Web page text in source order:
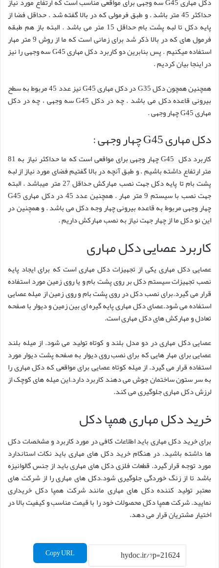
حداکثر 45 متر باشد . و طبق فرمولی که در بالا گفته شد . حداقل فضا از
پایه دکل تا لبه پشت بام حداقل 15 متر می باشد . البته باز هم طبقه
فرمول های که در بالا ذکر شد برای زمانی است که ما از روش 9 متر مهار
استفاده میکنیم . پس بنابرین دو کاربرد دکل مهاری G45 سه وجهی را نیز
در اینجا بیان کردیم .
همچنین همچون دکل G35 در دکل مهاری G45 نیز عدد 45 مربوط به سطح
بیرونی قاعده دکل می باشد . چه در دکل G45 سه وجهی ، چه در دکل
مهاری G45 چهار وجهی .
دکل مهاری G45 چهار وجهی :
کاربرد دکل G45 چهار وجهی برای مواقعی است که ما حداکثر نیاز به 81
متر ارتفاع داشته باشیم . و طبق آنچه در بالا گفتیم فضای مورد نیاز از لبه
پشت بام تا پایه دکل جهت نصب مهارکش حداقل 27 متر میباشد . البته
جهت نصب با سیستم 9 متر مهار . همچنین عدد 45 در دکل مهاری G45
چهار وجهی مربوط به قاعده بیرونی چهار وجه دکل می باشد . و همچنین در
این نو دکل ما از چهار جهت نیاز به نصب مهارکش داریم .
کاربرد عصایی دکل مهاری
عصایی دکل مهاری یکی از تجهیزات دکل مهاری است که برای ایجاد پایه
نصب تجهیزات سیستم دکل بر روی پشت بام و یا روی زمین مورد استفاده
قرار می گیرد.برای نصب دکل در روی پشت بام و روی زمین از میله عصایی
استفاده می شود.عصای دکل مهاری پایه گیره ای بین زمین و دیوار با صفحه
تعادل و مهارکش های دکل مهاری است.
عصایی دکل مهاری در دو مدل بلند و کوتاه تولید می شود. از میله بلند
عصایی برای مهار هایی که برای نصب روی دیوار به صفحه پشت دیوار مورد
استفاده قرار می گیرد. از میله کوتاه عصایی برای مواقعی که دکل مهاری را
به سر ستون ساختمان جوش می دهند کاربرد دارد.این میله های کوچک از
لرزش دکل مهاری جلوگیری می کند.
خرید دکل مهاری همپا دکل
برای خرید دکل مهاری باید اطلاعات کافی در مورد کاربرد و مشخصات دکل
ها داشته باشید. در هنگام خرید دکل های مهاری باید نکات استاندارد
مورد توجه قرار گیرد. قطعات فلزی دکل های مهاری باید از جنس گالوانیزه
باشد تا از زنگ خوردگی جلوگیری شود.دکل های مهاری را از شرکت های
معتبر تولید کننده دکل های مهاری مانند شرکت همپا دکل خریداری
نمایید. شرکت همپا دکل محصولات خود را با قیمت مناسب و کیفیت بالا در
اختیار مشتریان قرار می دهد.
Copy URL